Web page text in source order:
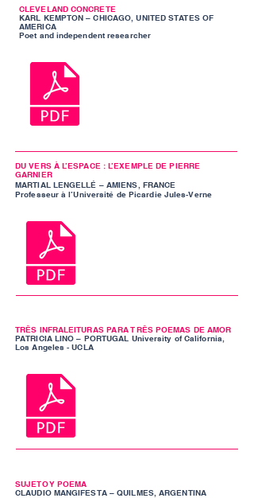
CLEVELAND CONCRETE
KARL KEMPTON – CHICAGO, UNITED STATES OF
AMERICA
Poet and independent researcher
DU VERS À L’ESPACE : L’EXEMPLE DE PIERRE
GARNIER
MARTIAL LENGELLÉ – AMIENS, FRANCE
Professeur à l’Université de Picardie Jules-Verne
TRÊS INFRALEITURAS PARA TRÊS POEMAS DE AMOR
PATRICIA LINO – PORTUGAL University of California,
Los Angeles - UCLA
SUJETO Y POEMA
CLAUDIO MANGIFESTA – QUILMES, ARGENTINA